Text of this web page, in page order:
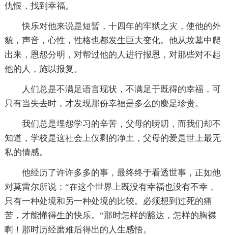
仇恨，找到幸福。
快乐对他来说是短暂，十四年的牢狱之灾，使他的外
貌，声音，心性，性格也都发生巨大变化。他从坟墓中爬
出来，恩怨分明，对帮过他的人进行报恩，对那些对不起
他的人，施以报复。
人们总是不满足语言现状，不满足于既得的幸福，可
只有当失去时，才发现那份幸福是多么的麋足珍贵。
我们总是埋怨学习的辛苦，父母的唠叨，而我们却不
知道，学校是这社会上仅剩的净土，父母的爱是世上最无
私的情感。
他经历了许许多多的事，最终终于看透世事，正如他
对莫雷尔所说：“在这个世界上既没有幸福也没有不幸，
只有一种处境和另一种处境的比较。必须想到过死的痛
苦，才能懂得生的快乐。”那时怎样的豁达，怎样的胸襟
啊！那时历经磨难后得出的人生感悟。